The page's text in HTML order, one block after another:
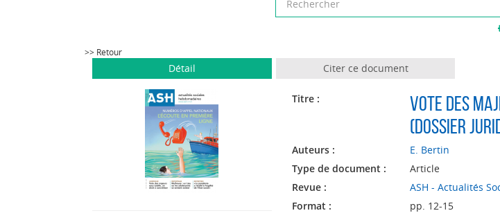
>> Retour
Détail Citer ce document
Titre :
Vote des
(Dossier
Auteurs :
E. Bertin
Type de document :
Article
Revue :
ASH - Actualités
Format :
pp. 12-15